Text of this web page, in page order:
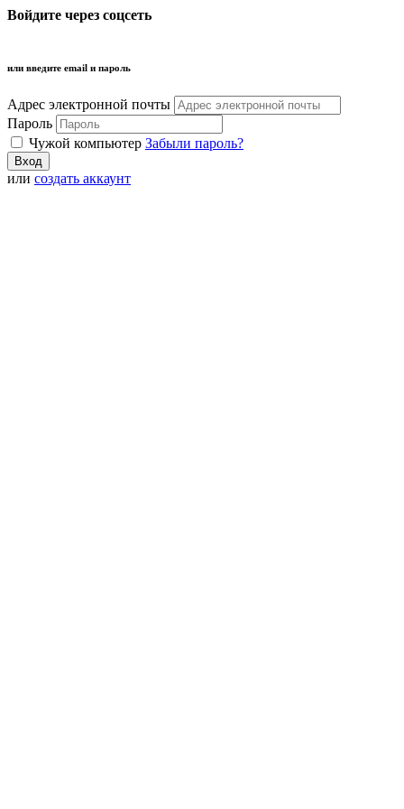
Войдите через соцсеть
или введите email и пароль
Адрес электронной почты
Пароль
Чужой компьютер Забыли пароль?
или создать аккаунт